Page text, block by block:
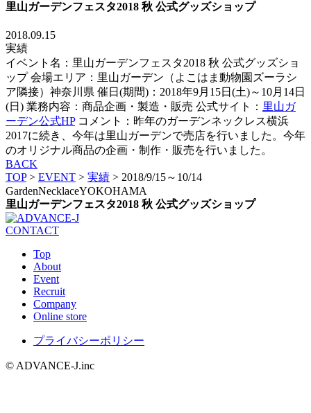
里山ガーデンフェスタ2018 秋 公式グッズショップ
2018.09.15
実績
イベント名：里山ガーデンフェスタ2018 秋 公式グッズショ
ップ 会場エリア：里山ガーデン（よこはま動物園ズーラシ
ア隣接）神奈川県 催日(期間)：2018年9月15日(土)～10月14日
(日) 業務内容：商品企画・製造・販売 公式サイト： 里山ガ
ーデン公式HPコメント：昨年のガーデンネックレス横浜
2017に続き、今年は里山ガーデンで売店を行いました。今年
のオリジナル商品の企画・制作・販売を行いました。
BACK
TOP> EVENT > 実績 > 2018/9/15～10/14
GardenNecklaceYOKOHAMA
里山ガーデンフェスタ2018 秋 公式グッズショップ
CONTACT
Top
About
Event
Recruit
Company
Online store
プライバシーポリシー
© ADVANCE-J.inc